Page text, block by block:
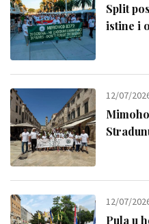
Split
istine i
12/07/
12/07/
Pula u